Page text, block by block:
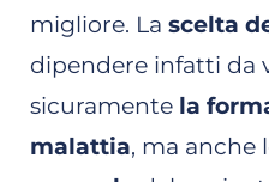
migliore. La scelta
dipendere infatti da
sicuramente la
malattia, ma anche